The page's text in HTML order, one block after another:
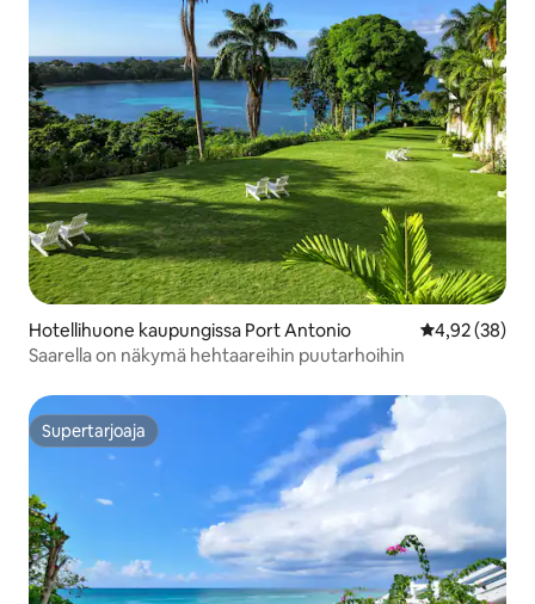
Hotellihuone kaupungissa Port Antonio
4,92 (38)
Saarella on näkymä hehtaareihin puutarhoihin
Supertarjoaja
Supertarjoaja